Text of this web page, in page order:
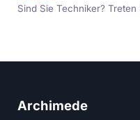
Sind Sie Techniker?
Archimede